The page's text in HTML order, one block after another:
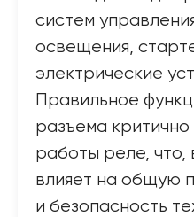
систем
освещения,
электрические
Правильное
разъема критично
работы реле, что,
влияет на общую
и безопасность